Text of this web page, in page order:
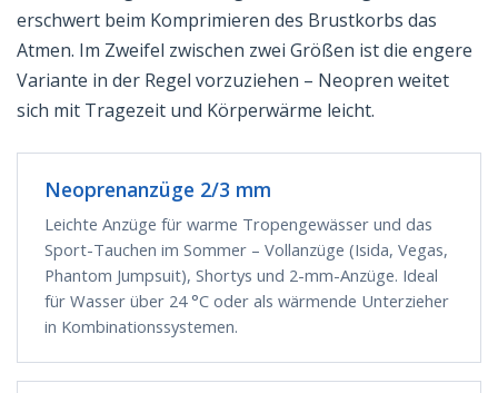
erschwert beim Komprimieren des Brustkorbs das
Atmen. Im Zweifel zwischen zwei Größen ist die engere
Variante in der Regel vorzuziehen – Neopren weitet
sich mit Tragezeit und Körperwärme leicht.
Neoprenanzüge 2/3 mm
Leichte Anzüge für warme Tropengewässer und das
Sport-Tauchen im Sommer – Vollanzüge (Isida, Vegas,
Phantom Jumpsuit), Shortys und 2-mm-Anzüge. Ideal
für Wasser über 24 °C oder als wärmende Unterzieher
in Kombinationssystemen.